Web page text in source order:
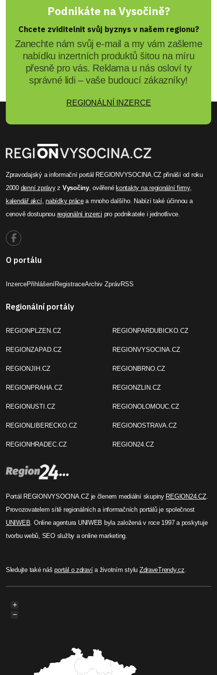
Podnikáte na Vysočině?
Chcete zviditelnit svůj byznys v našem regionu?
Zanechte nám svůj e-mail a my vám zašleme
nabídku inzertních produktů šitou na míru
přesně pro vás. Reklama u nás osloví ty
správné lidi – vaše budoucí zákazníky!
REGIONÁLNÍ INZERCE
Zpravodajský a informační portál REGIONVYSOCINA.CZ přináší od roku
2000 denní zprávyz Vysočiny, ověřené kontakty na regionální firmy,
kalendář akcí,nabídky prácea mnoho dalšího. Nabízí také účinnou a
cenově dostupnou regionální inzerci pro podnikatele i jednotlivce.
O portálu
InzercePřihlášeníRegistraceArchiv ZprávRSS
Regionální portály
REGIONPLZEN.CZ
REGIONZAPAD.CZ
REGIONJIH.CZ
REGIONPRAHA.CZ
REGIONUSTI.CZ
REGIONLIBERECKO.CZ
REGIONHRADEC.CZ
REGIONPARDUBICKO.CZ
REGIONVYSOCINA.CZ
REGIONBRNO.CZ
REGIONZLIN.CZ
REGIONOLOMOUC.CZ
REGIONOSTRAVA.CZ
REGION24.CZ
Portál REGIONVYSOCINA.CZ je členem mediální skupiny REGION24.CZ.
Provozovatelem sítě regionálních a informačních portálů je společnost
UNIWEB. Online agentura UNIWEB byla založená v roce 1997 a poskytuje
tvorbu webů, SEO služby a online marketing.
Sledujte také nášportál o zdravía životním stylu ZdraveTrendy.cz.
+
−